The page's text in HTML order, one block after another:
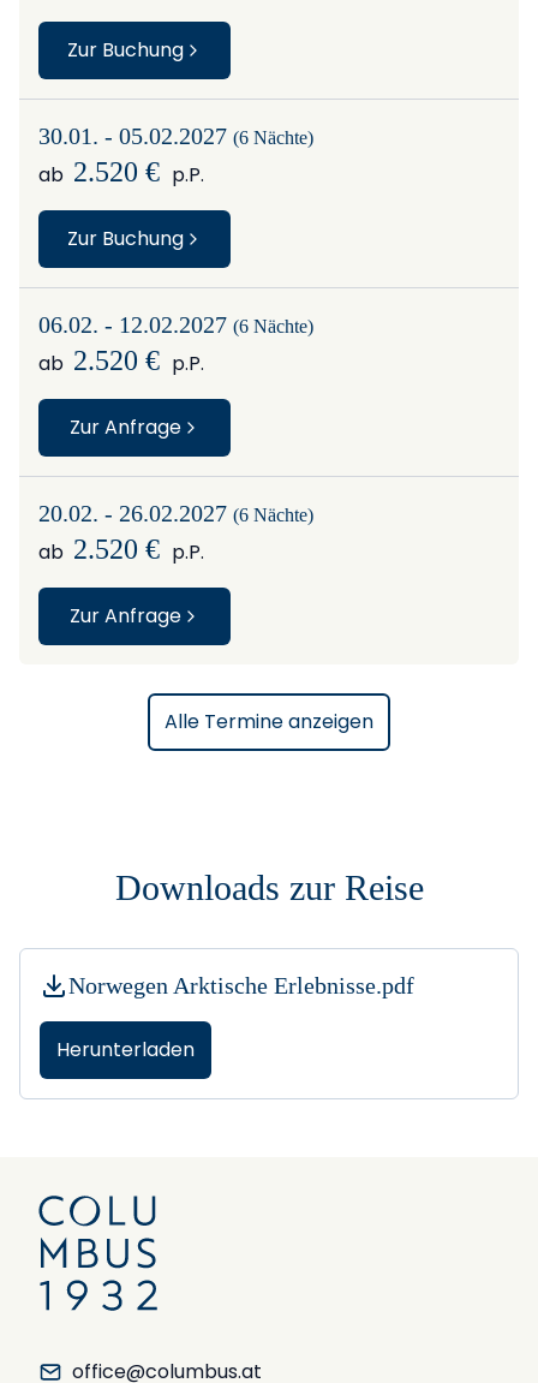
Zur Buchung
30.01. - 05.02.2027 (6 Nächte)
ab 2.520 € p.P.
Zur Buchung
06.02. - 12.02.2027 (6 Nächte)
ab 2.520 € p.P.
Zur Anfrage
20.02. - 26.02.2027 (6 Nächte)
ab 2.520 € p.P.
Zur Anfrage
Alle Termine anzeigen
Downloads zur Reise
Norwegen Arktische Erlebnisse.pdf
Herunterladen
office@columbus.at